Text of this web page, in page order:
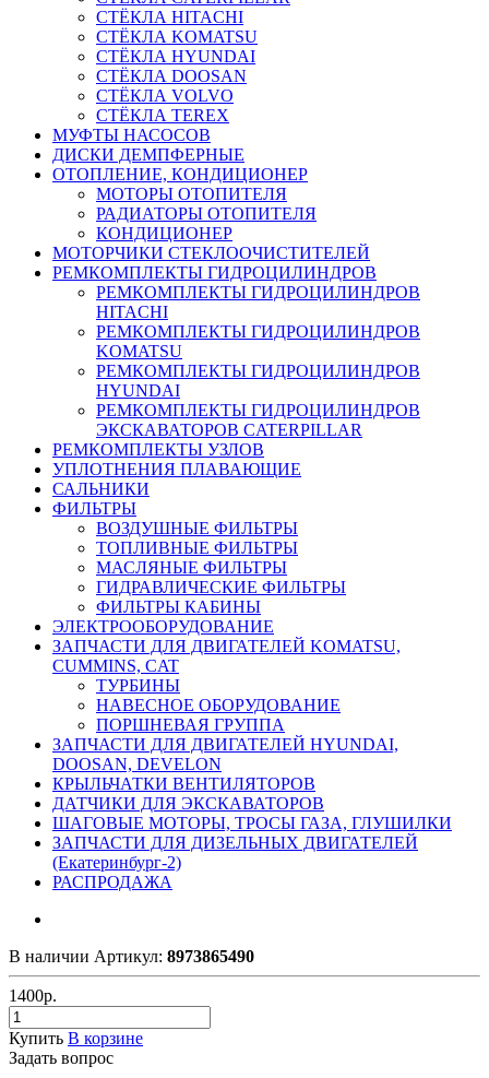
СТЁКЛА HITACHI
СТЁКЛА KOMATSU
СТЁКЛА HYUNDAI
СТЁКЛА DOOSAN
СТЁКЛА VOLVO
СТЁКЛА TEREX
МУФТЫ НАСОСОВ
ДИСКИ ДЕМПФЕРНЫЕ
ОТОПЛЕНИЕ, КОНДИЦИОНЕР
МОТОРЫ ОТОПИТЕЛЯ
РАДИАТОРЫ ОТОПИТЕЛЯ
КОНДИЦИОНЕР
МОТОРЧИКИ СТЕКЛООЧИСТИТЕЛЕЙ
РЕМКОМПЛЕКТЫ ГИДРОЦИЛИНДРОВ
РЕМКОМПЛЕКТЫ ГИДРОЦИЛИНДРОВ
HITACHI
РЕМКОМПЛЕКТЫ ГИДРОЦИЛИНДРОВ
KOMATSU
РЕМКОМПЛЕКТЫ ГИДРОЦИЛИНДРОВ
HYUNDAI
РЕМКОМПЛЕКТЫ ГИДРОЦИЛИНДРОВ
ЭКСКАВАТОРОВ CATERPILLAR
РЕМКОМПЛЕКТЫ УЗЛОВ
УПЛОТНЕНИЯ ПЛАВАЮЩИЕ
САЛЬНИКИ
ФИЛЬТРЫ
ВОЗДУШНЫЕ ФИЛЬТРЫ
ТОПЛИВНЫЕ ФИЛЬТРЫ
МАСЛЯНЫЕ ФИЛЬТРЫ
ГИДРАВЛИЧЕСКИЕ ФИЛЬТРЫ
ФИЛЬТРЫ КАБИНЫ
ЭЛЕКТРООБОРУДОВАНИЕ
ЗАПЧАСТИ ДЛЯ ДВИГАТЕЛЕЙ KOMATSU,
CUMMINS, CAT
ТУРБИНЫ
НАВЕСНОЕ ОБОРУДОВАНИЕ
ПОРШНЕВАЯ ГРУППА
ЗАПЧАСТИ ДЛЯ ДВИГАТЕЛЕЙ HYUNDAI,
DOOSAN, DEVELON
КРЫЛЬЧАТКИ ВЕНТИЛЯТОРОВ
ДАТЧИКИ ДЛЯ ЭКСКАВАТОРОВ
ШАГОВЫЕ МОТОРЫ, ТРОСЫ ГАЗА, ГЛУШИЛКИ
ЗАПЧАСТИ ДЛЯ ДИЗЕЛЬНЫХ ДВИГАТЕЛЕЙ
(Екатеринбург-2)
РАСПРОДАЖА
В наличии Артикул: 8973865490
1400р.
Купить В корзине
Задать вопрос